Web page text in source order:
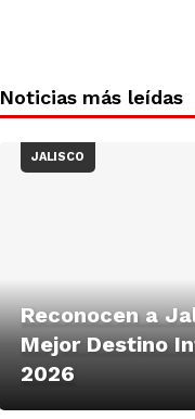
Noticias más leídas
JALISCO
Reconocen a
Mejor Destino
2026